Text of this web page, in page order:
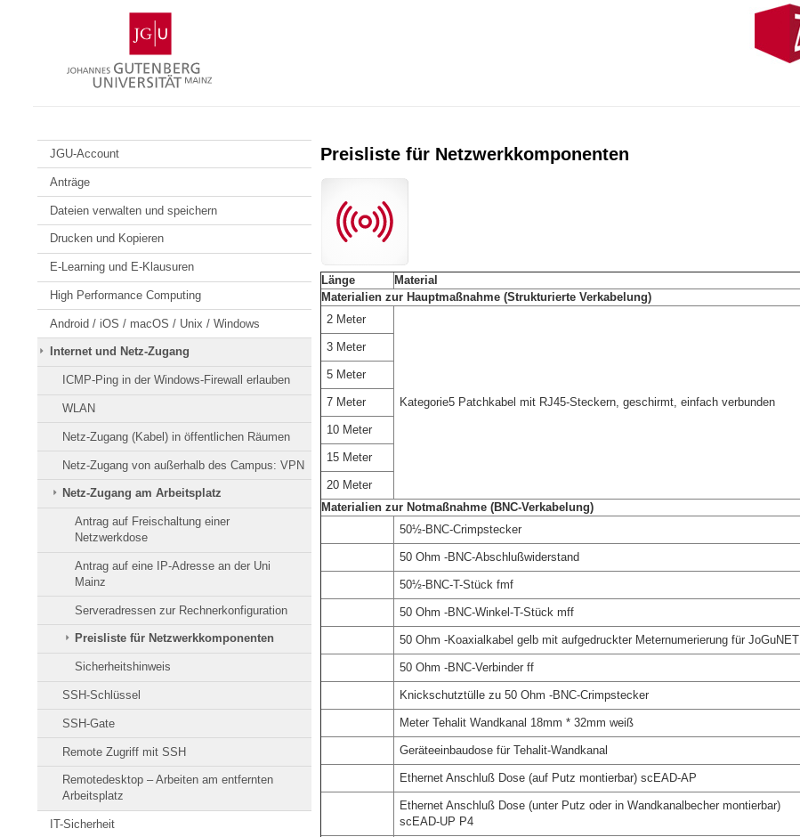
Gutenberg-
Universität
Mainz
JGU-Account
Anträge
Dateien verwalten und speichern
Drucken und Kopieren
E-Learning und E-Klausuren
High Performance Computing
Android / iOS / macOS / Unix / Windows
Internet und Netz-Zugang
ICMP-Ping in der Windows-Firewall erlauben
WLAN
Netz-Zugang (Kabel) in öffentlichen Räumen
Netz-Zugang von außerhalb des Campus: VPN
Netz-Zugang am Arbeitsplatz
Antrag auf Freischaltung einer
Netzwerkdose
Antrag auf eine IP-Adresse an der Uni
Mainz
Serveradressen zur Rechnerkonfiguration
Preisliste für Netzwerkkomponenten
Sicherheitshinweis
SSH-Schlüssel
SSH-Gate
Remote Zugriff mit SSH
Remotedesktop – Arbeiten am entfernten
Arbeitsplatz
IT-Sicherheit
Preisliste für Netzwerkkomponenten
Länge Material
Materialien zur Hauptmaßnahme (Strukturierte Verkabelung)
2 Meter
Kategorie5 Patchkabel mit RJ45-Steckern, geschirmt, einfach verbunden
3 Meter
5 Meter
7 Meter
10 Meter
15 Meter
20 Meter
Materialien zur Notmaßnahme (BNC-Verkabelung)
50½-BNC-Crimpstecker
50 Ohm -BNC-Abschlußwiderstand
50½-BNC-T-Stück fmf
50 Ohm -BNC-Winkel-T-Stück mff
50 Ohm -Koaxialkabel gelb mit aufgedruckter Meternumerierung für JoGuNET
50 Ohm -BNC-Verbinder ff
Knickschutztülle zu 50 Ohm -BNC-Crimpstecker
Meter Tehalit Wandkanal 18mm * 32mm weiß
Geräteeinbaudose für Tehalit-Wandkanal
Ethernet Anschluß Dose (auf Putz montierbar) scEAD-AP
Ethernet Anschluß Dose (unter Putz oder in Wandkanalbecher montierbar)
scEAD-UP P4